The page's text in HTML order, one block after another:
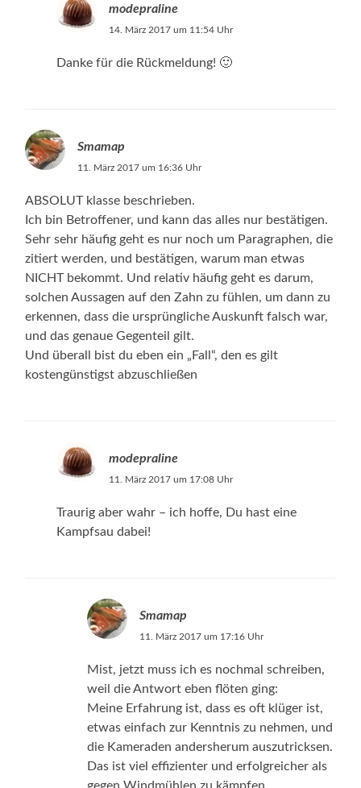
modepraline
14. März 2017 um 11:54 Uhr
Danke für die Rückmeldung! 🙂
Smamap
11. März 2017 um 16:36 Uhr
ABSOLUT klasse beschrieben.
Ich bin Betroffener, und kann das alles nur bestätigen.
Sehr sehr häufig geht es nur noch um Paragraphen, die
zitiert werden, und bestätigen, warum man etwas
NICHT bekommt. Und relativ häufig geht es darum,
solchen Aussagen auf den Zahn zu fühlen, um dann zu
erkennen, dass die ursprüngliche Auskunft falsch war,
und das genaue Gegenteil gilt.
Und überall bist du eben ein „Fall“, den es gilt
kostengünstigst abzuschließen
modepraline
11. März 2017 um 17:08 Uhr
Traurig aber wahr – ich hoffe, Du hast eine
Kampfsau dabei!
Smamap
11. März 2017 um 17:16 Uhr
Mist, jetzt muss ich es nochmal schreiben,
weil die Antwort eben flöten ging:
Meine Erfahrung ist, dass es oft klüger ist,
etwas einfach zur Kenntnis zu nehmen, und
die Kameraden andersherum auszutricksen.
Das ist viel effizienter und erfolgreicher als
gegen Windmühlen zu kämpfen.